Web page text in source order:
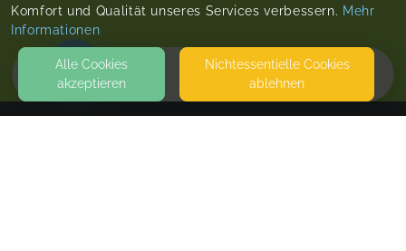
HOME
Komfort und Qualität unseres Services verbessern. Mehr
Informationen
Alle Cookies
akzeptieren
Nicht­essentielle Cookies
ablehnen